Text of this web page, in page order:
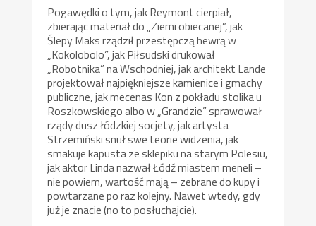
Pogawędki o tym, jak Reymont cierpiał,
zbierając materiał do „Ziemi obiecanej”, jak
Ślepy Maks rządził przestępczą hewrą w
„Kokolobolo”, jak Piłsudski drukował
„Robotnika” na Wschodniej, jak architekt Lande
projektował najpiękniejsze kamienice i gmachy
publiczne, jak mecenas Kon z pokładu stolika u
Roszkowskiego albo w „Grandzie” sprawował
rządy dusz łódzkiej socjety, jak artysta
Strzemiński snuł swe teorie widzenia, jak
smakuje kapusta ze sklepiku na starym Polesiu,
jak aktor Linda nazwał Łódź miastem meneli –
nie powiem, wartość mają – zebrane do kupy i
powtarzane po raz kolejny. Nawet wtedy, gdy
już je znacie (no to posłuchajcie).